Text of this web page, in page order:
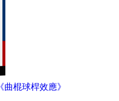
《曲棍球桿效應》